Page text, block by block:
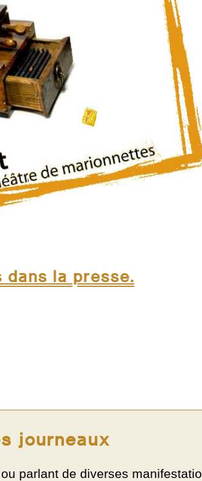
la presse.
journeaux
parlant de diverses